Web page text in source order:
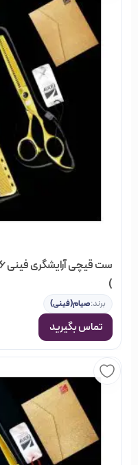
)
برند:صیام(فینی)
تماس بگیرید